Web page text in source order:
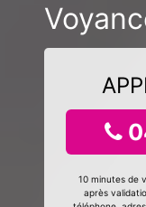
10 minutes de
après